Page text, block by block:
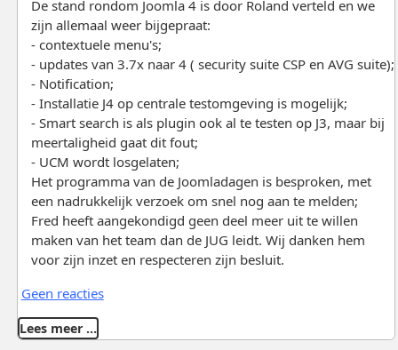
De stand rondom Joomla 4 is door Roland verteld en we
zijn allemaal weer bijgepraat:
- contextuele menu's;
- updates van 3.7x naar 4 ( security suite CSP en AVG suite);
- Notification;
- Installatie J4 op centrale testomgeving is mogelijk;
- Smart search is als plugin ook al te testen op J3, maar bij
meertaligheid gaat dit fout;
- UCM wordt losgelaten;
Het programma van de Joomladagen is besproken, met
een nadrukkelijk verzoek om snel nog aan te melden;
Fred heeft aangekondigd geen deel meer uit te willen
maken van het team dan de JUG leidt. Wij danken hem
voor zijn inzet en respecteren zijn besluit.
Geen reacties
Lees meer …